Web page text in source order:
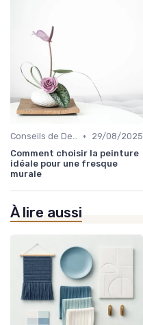
Conseils de Design d'Intérieur •
29/08/2025
Comment choisir la peinture
idéale pour une fresque
murale
À lire aussi